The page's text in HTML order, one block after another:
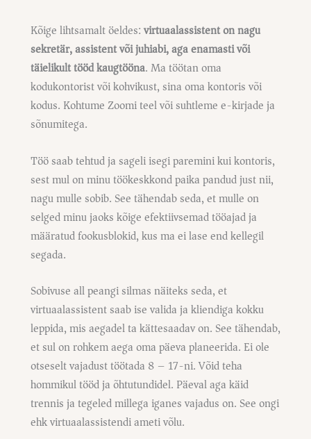
Kõige lihtsamalt öeldes:virtuaalassistent on nagu
sekretär, assistent või juhiabi, aga enamasti või
täielikult tööd kaugtööna. Ma töötan oma
kodukontorist või kohvikust, sina oma kontoris või
kodus. Kohtume Zoomi teel või suhtleme e-kirjade ja
sõnumitega.
Töö saab tehtud ja sageli isegi paremini kui kontoris,
sest mul on minu töökeskkond paika pandud just nii,
nagu mulle sobib. See tähendab seda, et mulle on
selged minu jaoks kõige efektiivsemad tööajad ja
määratud fookusblokid, kus ma ei lase end kellegil
segada.
Sobivuse all peangi silmas näiteks seda, et
virtuaalassistent saab ise valida ja kliendiga kokku
leppida, mis aegadel ta kättesaadav on. See tähendab,
et sul on rohkem aega oma päeva planeerida. Ei ole
otseselt vajadust töötada 8 – 17-ni. Võid teha
hommikul tööd ja õhtutundidel. Päeval aga käid
trennis ja tegeled millega iganes vajadus on. See ongi
ehk virtuaalassistendi ameti võlu.